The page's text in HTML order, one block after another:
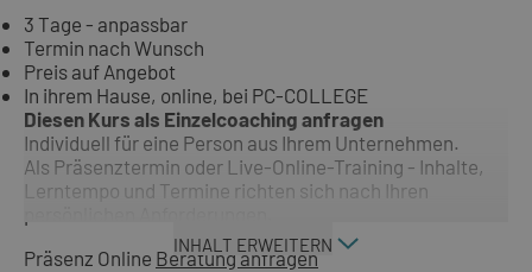
3 Tage - anpassbar
Termin nach Wunsch
Preis auf Angebot
In ihrem Hause, online, bei PC-COLLEGE
Diesen Kurs als Einzelcoaching anfragen
Individuell für eine Person aus Ihrem Unternehmen.
Als Präsenztermin oder Live-Online-Training - Inhalte,
Lerntempo und Termine richten sich nach Ihren
INHALT ERWEITERN
Präsenz Online Beratung anfragen